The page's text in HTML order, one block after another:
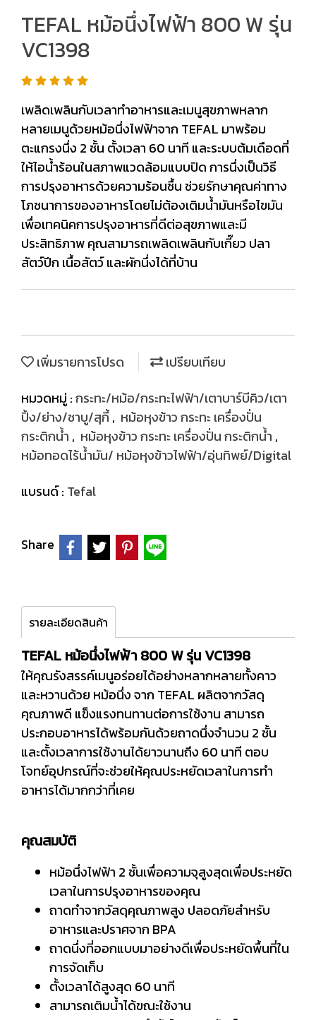
TEFAL หม้อนึ่งไฟฟ้า 800 W รุ่น
VC1398
เพลิดเพลินกับเวลาทำอาหารและเมนูสุขภาพหลาก
หลายเมนูด้วยหม้อนึ่งไฟฟ้าจาก TEFAL มาพร้อม
ตะแกรงนึ่ง 2 ชั้น ตั้งเวลา 60 นาที และระบบต้มเดือดที่
ให้ไอน้ำร้อนในสภาพแวดล้อมแบบปิด การนึ่งเป็นวิธี
การปรุงอาหารด้วยความร้อนชื้น ช่วยรักษาคุณค่าทาง
โภชนาการของอาหารโดยไม่ต้องเติมน้ำมันหรือไขมัน
เพื่อเทคนิคการปรุงอาหารที่ดีต่อสุขภาพและมี
ประสิทธิภาพ คุณสามารถเพลิดเพลินกับเกี๊ยว ปลา
สัตว์ปีก เนื้อสัตว์ และผักนึ่งได้ที่บ้าน
เพิ่มรายการโปรด
เปรียบเทียบ
หมวดหมู่ :กระทะ/หม้อ/กระทะไฟฟ้า/เตาบาร์บีคิว/เตา
ปิ้ง/ย่าง/ชาบู/สุกี้, หม้อหุงข้าว กระทะ เครื่องปั่น
กระติกน้ำ , หม้อหุงข้าว กระทะ เครื่องปั่น กระติกน้ำ ,
หม้อทอดไร้น้ำมัน/ หม้อหุงข้าวไฟฟ้า/อุ่นทิพย์/Digital
แบรนด์ : Tefal
Share
รายละเอียดสินค้า
TEFAL หม้อนึ่งไฟฟ้า 800 W รุ่น VC1398
ให้คุณรังสรรค์เมนูอร่อยได้อย่างหลากหลายทั้งคาว
และหวานด้วย หม้อนึ่ง จาก TEFAL ผลิตจากวัสดุ
คุณภาพดี แข็งแรงทนทานต่อการใช้งาน สามารถ
ประกอบอาหารได้พร้อมกันด้วยถาดนึ่งจำนวน 2 ชั้น
และตั้งเวลาการใช้งานได้ยาวนานถึง 60 นาที ตอบ
โจทย์อุปกรณ์ที่จะช่วยให้คุณประหยัดเวลาในการทำ
อาหารได้มากกว่าที่เคย
คุณสมบัติ
หม้อนึ่งไฟฟ้า 2 ชั้นเพื่อความจุสูงสุดเพื่อประหยัด
เวลาในการปรุงอาหารของคุณ
ถาดทำจากวัสดุคุณภาพสูง ปลอดภัยสำหรับ
อาหารและปราศจาก BPA
ถาดนึ่งที่ออกแบบมาอย่างดีเพื่อประหยัดพื้นที่ใน
การจัดเก็บ
ตั้งเวลาได้สูงสุด 60 นาที
สามารถเติมน้ำได้ขณะใช้งาน